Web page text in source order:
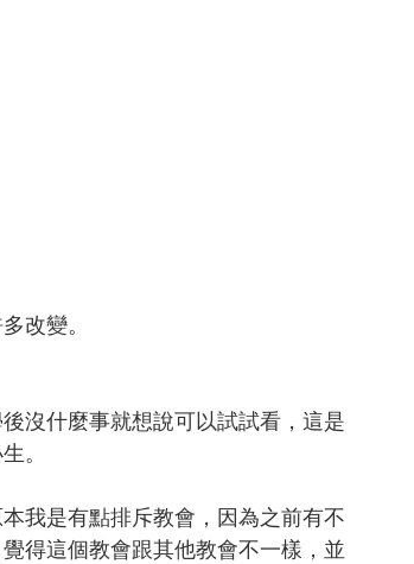
改變。
沒什麼事就想說可以試試看，這是
。
我是有點排斥教會，因為之前有不
得這個教會跟其他教會不一樣，並